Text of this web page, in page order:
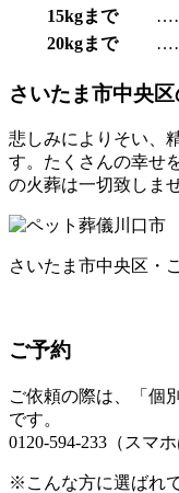
15kgまで
20kgまで
さいたま市中央
悲しみによりそい、
す。たくさんの幸せ
の火葬は一切致しま
さいたま市中央区・
ご予約
ご依頼の際は、「個
です。
0120-594-233（スマ
※こんな方に選ばれ